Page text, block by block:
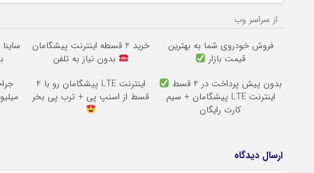
از سراسر وب
فروش خودروی شما به بهترین
قیمت بازار
خرید 4 قسطه اینترنت پیشگامان
بدون نیاز به تلفن
بدون پیش پرداخت در 4 قسط
اینترنت LTE پیشگامان + سیم
کارت رایگان
اینترنت LTE پیشگامان رو با 4
قسط از اسنپ پی + ترب پی بخر
ارسال دیدگاه